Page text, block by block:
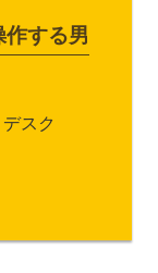
する男
スク